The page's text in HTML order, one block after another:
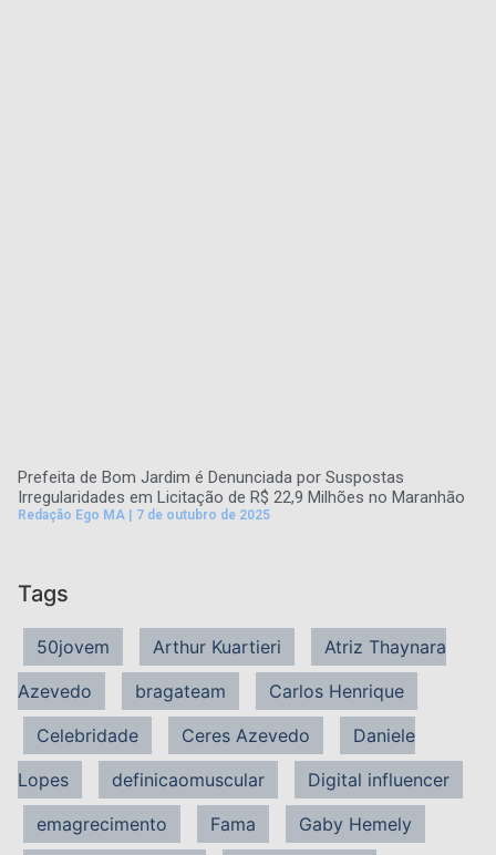
Prefeita de Bom Jardim é Denunciada por Suspostas
Irregularidades em Licitação de R$ 22,9 Milhões no Maranhão
Redação Ego MA 7 de outubro de 2025
Tags
50jovem Arthur Kuartieri
Atriz Thaynara
Azevedo
bragateam
Carlos Henrique
Celebridade
Ceres Azevedo
Daniele
Lopes
definicaomuscular
Digital influencer
emagrecimento
Fama
Gaby Hemely